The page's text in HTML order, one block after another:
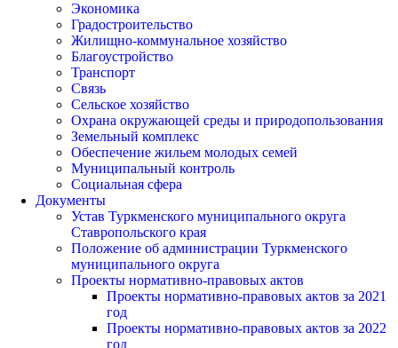
Экономика
Градостроительство
Жилищно-коммунальное хозяйство
Благоустройство
Транспорт
Связь
Сельское хозяйство
Охрана окружающей среды и природопользования
Земельный комплекс
Обеспечение жильем молодых семей
Муниципальный контроль
Социальная сфера
Документы
Устав Туркменского муниципального округа
Ставропольского края
Положение об администрации Туркменского
муниципального округа
Проекты нормативно-правовых актов
Проекты нормативно-правовых актов за 2021
год
Проекты нормативно-правовых актов за 2022
год